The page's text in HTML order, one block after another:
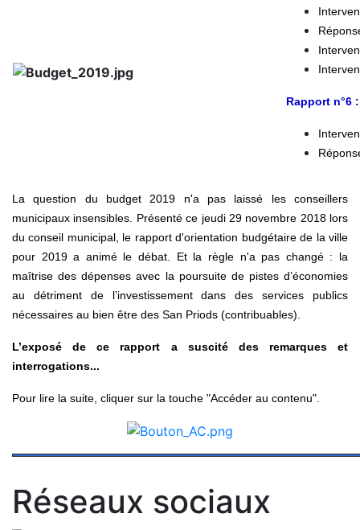
Rapport n°6
La question du budget 2019 n'a pas laissé les conseillers
municipaux insensibles. Présenté ce jeudi 29 novembre 2018 lors
du conseil municipal, le rapport d'orientation budgétaire de la ville
pour 2019 a animé le débat. Et la règle n'a pas changé : la
maîtrise des dépenses avec la poursuite de pistes d’économies
au détriment de l’investissement dans des services publics
nécessaires au bien être des San Priods (contribuables).
L’exposé de ce rapport a suscité des remarques et
interrogations...
Pour lire la suite, cliquer sur la touche "Accéder au contenu".
Réseaux sociaux